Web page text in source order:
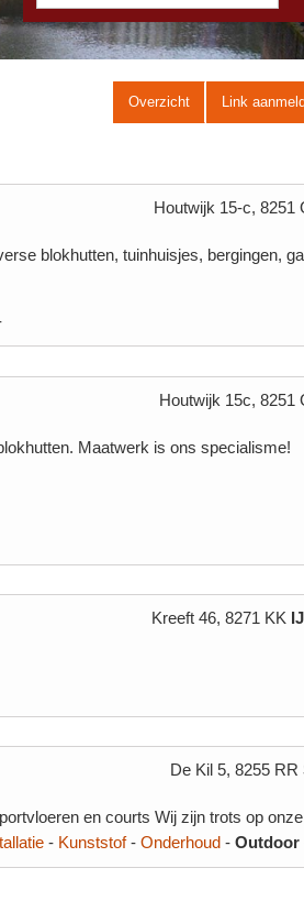
Overzicht Link
Houtwijk 15-c, 8251
blokhutten, tuinhuisjes, bergingen,
Houtwijk 15c, 8251
Maatwerk is ons specialisme!
Kreeft 46, 8271 KK
De Kil 5, 8255 RR
en courts Wij zijn trots op onze
- Kunststof- Onderhoud - Outdoor